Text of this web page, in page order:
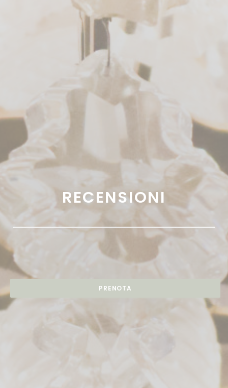
RECENSIONI
PRENOTA